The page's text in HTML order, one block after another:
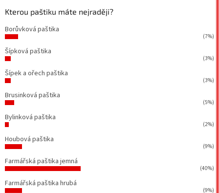
Kterou paštiku máte nejraději?
Borůvková paštika
(7%)
Šípková paštika
(3%)
Šípek a ořech paštika
(3%)
Brusinková paštika
(5%)
Bylinková paštika
(2%)
Houbová paštika
(9%)
Farmářská paštika jemná
(40%)
Farmářská paštika hrubá
(9%)